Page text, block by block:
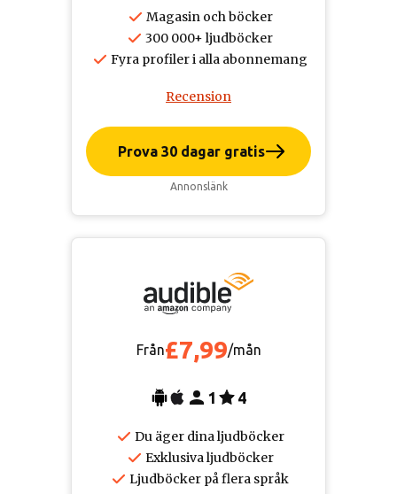
Magasin och böcker
300 000+ ljudböcker
Fyra profiler i alla abonnemang
Recension
Prova 30 dagar gratis
Annonslänk
Från£7,99/mån
1 4
Du äger dina ljudböcker
Exklusiva ljudböcker
Ljudböcker på flera språk